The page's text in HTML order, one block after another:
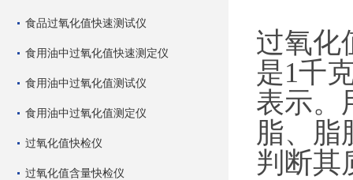
食品过氧化值快速测试仪
食用油中过氧化值快速测定仪
食用油中过氧化值测试仪
食用油中过氧化值测定仪
过氧化值快检仪
过氧化值含量快检仪
过氧化
是1千
表示。
脂、脂
判断其